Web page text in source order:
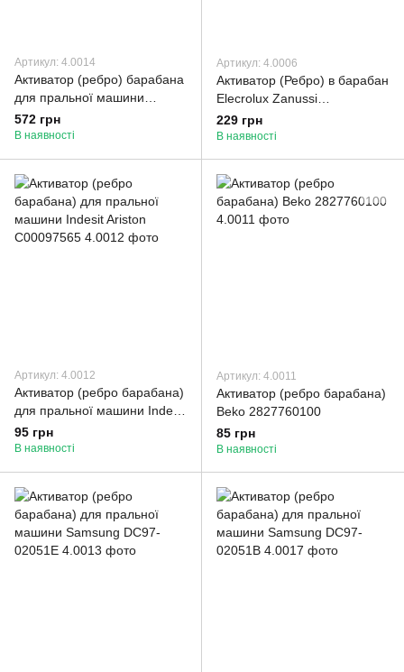
Артикул: 4.0014
Активатор (ребро) барабана
для пральної машини
Electrolux 8118628026
572 грн
В наявності
Артикул: 4.0006
Активатор (Ребро) в барабан
Elecrolux Zanussi
53188954431.
229 грн
В наявності
Артикул: 4.0012
Активатор (ребро барабана)
для пральної машини Indesit
Ariston C00097565
95 грн
В наявності
Артикул: 4.0011
Активатор (ребро барабана)
Beko 2827760100
85 грн
В наявності